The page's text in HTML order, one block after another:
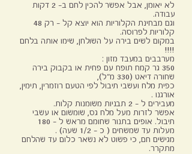
לא יאומן, אבל אפשר להכין לחם ב- 2 דקות
עבודה.
וגם מבחינת הקלוריות הוא יוצא קל – רק 48
קלוריות לפרוסה.
במקום לשים בירה על השולחן, שימו אותה בלחם
!!!!
מערבבים במעבד מזון :
350 גר קמח תופח עם פחית או בקבוק בירה
שחורה דיאט (330 מ"ל),
כפית מלח ועשבי תיבול לפי הטעם רוזמרין, תימין,
אורגנו .
מעבירים ל – 2 תבניות משומנות קלות.
אפשר לזרות מעל מלח גס, שומשום או עשבי
תיבול. אופים בתנור שחומם מראש ל – 180
מעלות עד שמשחים ( כ – 1/2 שעה) .
מגישים חם, כי פשוט לא נשאר כלום עד שהלחם
מתקרר.